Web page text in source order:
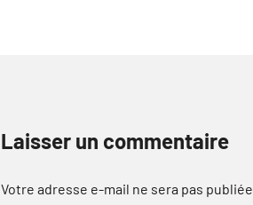
Laisser un commentaire
Votre adresse e-mail ne sera pas publiée.